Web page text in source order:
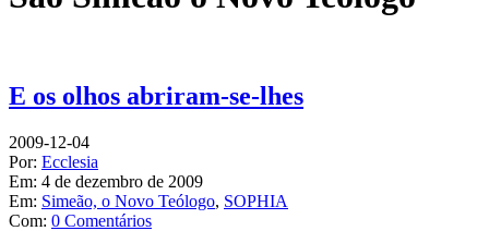
E os olhos abriram-se-lhes
2009-12-04
Por: Ecclesia
Em: 4 de dezembro de 2009
Em: Simeão, o Novo Teólogo, SOPHIA
Com: 0 Comentários